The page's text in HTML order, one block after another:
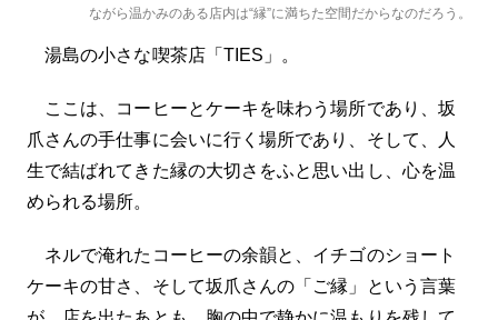
ながら温かみのある店内は“縁”に満ちた空間だからなのだろう。
湯島の小さな喫茶店「TIES」。
ここは、コーヒーとケーキを味わう場所であり、坂
爪さんの手仕事に会いに行く場所であり、そして、人
生で結ばれてきた縁の大切さをふと思い出し、心を温
められる場所。
ネルで淹れたコーヒーの余韻と、イチゴのショート
ケーキの甘さ、そして坂爪さんの「ご縁」という言葉